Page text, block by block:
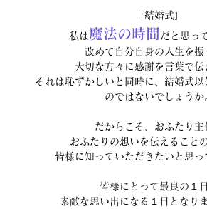
「結婚式」
私は 魔法の時間 だと思っ
改めて自分自身の人生を振
大切な方々に感謝を言葉で伝
それは恥ずかしいと同時に、結婚式
のではないでしょうか
だからこそ、おふたり主
おふたりの想いを伝えること
皆様に知っていただきたいと思っ
皆様にとって最良の１
素敵な思い出になる１日となり